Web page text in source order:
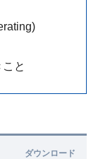
と
ダウンロード